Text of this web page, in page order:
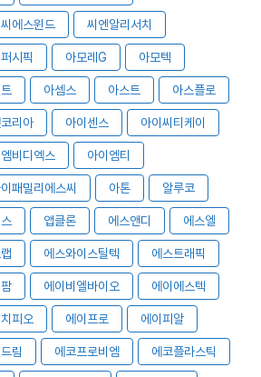
씨에스윈드 씨엔알리서치
시픽 아모레G 아모텍
아셈스 아스트 아스플로
리아 아이센스 아이씨티케이
비디엑스 아이엠티
패밀리에스씨 아톤 알루코
앱클론 에스앤디 에스엘
에스와이스틸텍 에스트래픽
에이비엘바이오 에이에스텍
피오 에이프로 에이피알
림 에코프로비엠 에코플라스틱